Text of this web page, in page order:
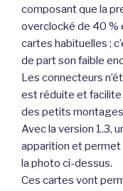
composant que la
overclocké de 40 %
cartes habituelles ;
de part son faible
Les connecteurs
est réduite et
des petits
Avec la version 1.3,
apparition et permet
la photo ci-dessus.
Ces cartes vont